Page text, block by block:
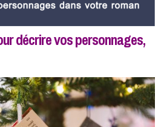
décrire vos personnages,